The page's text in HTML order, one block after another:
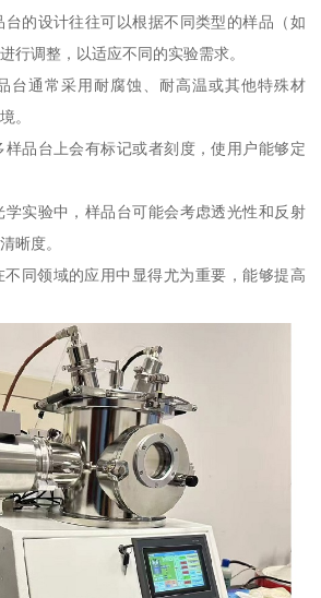
的设计往往可以根据不同类型的样品（如
行调整，以适应不同的实验需求。
台通常采用耐腐蚀、耐高温或其他特殊材
。
品台上会有标记或者刻度，使用户能够定
实验中，样品台可能会考虑透光性和反射
晰度。
同领域的应用中显得尤为重要，能够提高